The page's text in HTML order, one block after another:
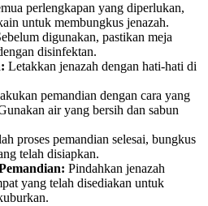
perlengkapan yang diperlukan,
untuk membungkus jenazah.
digunakan, pastikan meja
disinfektan.
Letakkan jenazah dengan hati-hati di
pemandian dengan cara yang
air yang bersih dan sabun
proses pemandian selesai, bungkus
telah disiapkan.
Pindahkan jenazah
yang telah disediakan untuk